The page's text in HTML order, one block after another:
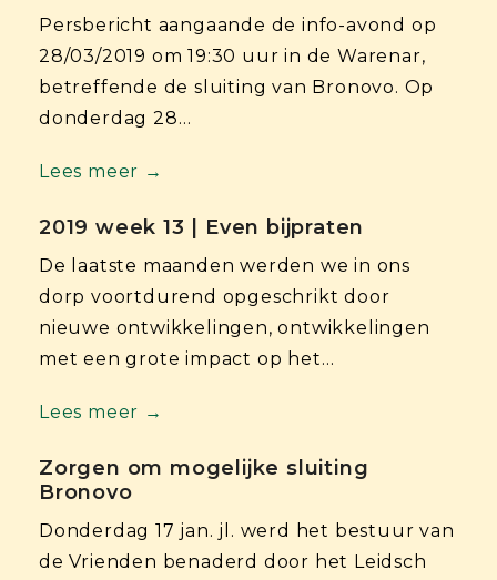
Persbericht aangaande de info-avond op
28/03/2019 om 19:30 uur in de Warenar,
betreffende de sluiting van Bronovo. Op
donderdag 28…
Lees meer →
2019 week 13 | Even bijpraten
De laatste maanden werden we in ons
dorp voortdurend opgeschrikt door
nieuwe ontwikkelingen, ontwikkelingen
met een grote impact op het…
Lees meer →
Zorgen om mogelijke sluiting
Bronovo
Donderdag 17 jan. jl. werd het bestuur van
de Vrienden benaderd door het Leidsch